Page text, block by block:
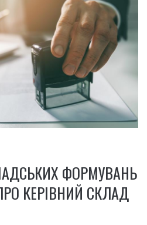
ФОРМУВАНЬ
КЕРІВНИЙ СКЛАД